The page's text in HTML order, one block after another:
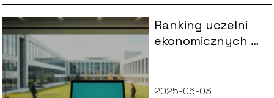
Ranking uczelni
ekonomicznych –
2025-06-03